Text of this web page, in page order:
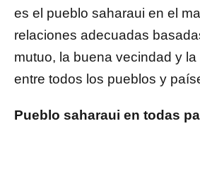
es el pueblo saharaui en el
relaciones adecuadas
mutuo, la buena vecindad y
entre todos los pueblos y
Pueblo saharaui en todas